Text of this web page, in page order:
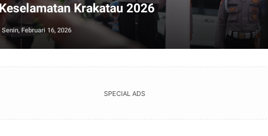
Krakatau 2026
Senin, Februari 16, 2026
SPECIAL ADS